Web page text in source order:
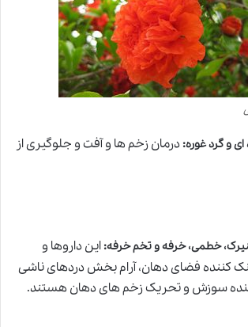
و گرد غوره:درمان زخم ها و آفت و جلوگیری از
خطمی، خرفه و تخم خرفه:این داروها و
کننده فضای دهان، آرام بخش دردهای ناشی
سوزش و تحریک زخم های دهان هستند.